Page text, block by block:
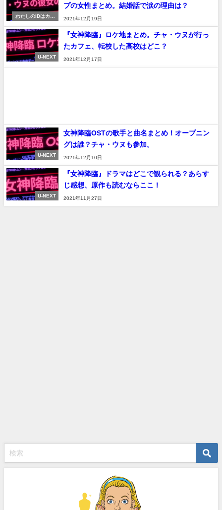
わたしのIDはカン
プの女性まとめ。結婚話で涙の理由は？
2021年12月19日
U-NEXT
『女神降臨』ロケ地まとめ。チャ・ウヌが行っ
たカフェ、転校した高校はどこ？
2021年12月17日
U-NEXT
女神降臨OSTの歌手と曲名まとめ！オープニン
グは誰？チャ・ウヌも参加。
2021年12月10日
U-NEXT
『女神降臨』ドラマはどこで観られる？あらす
じ感想、原作も読むならここ！
2021年11月27日